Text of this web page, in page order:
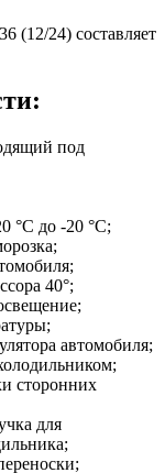
(12/24) составляет
под
°C до -20 °C;
40°;
автомобиля;
сторонних
для